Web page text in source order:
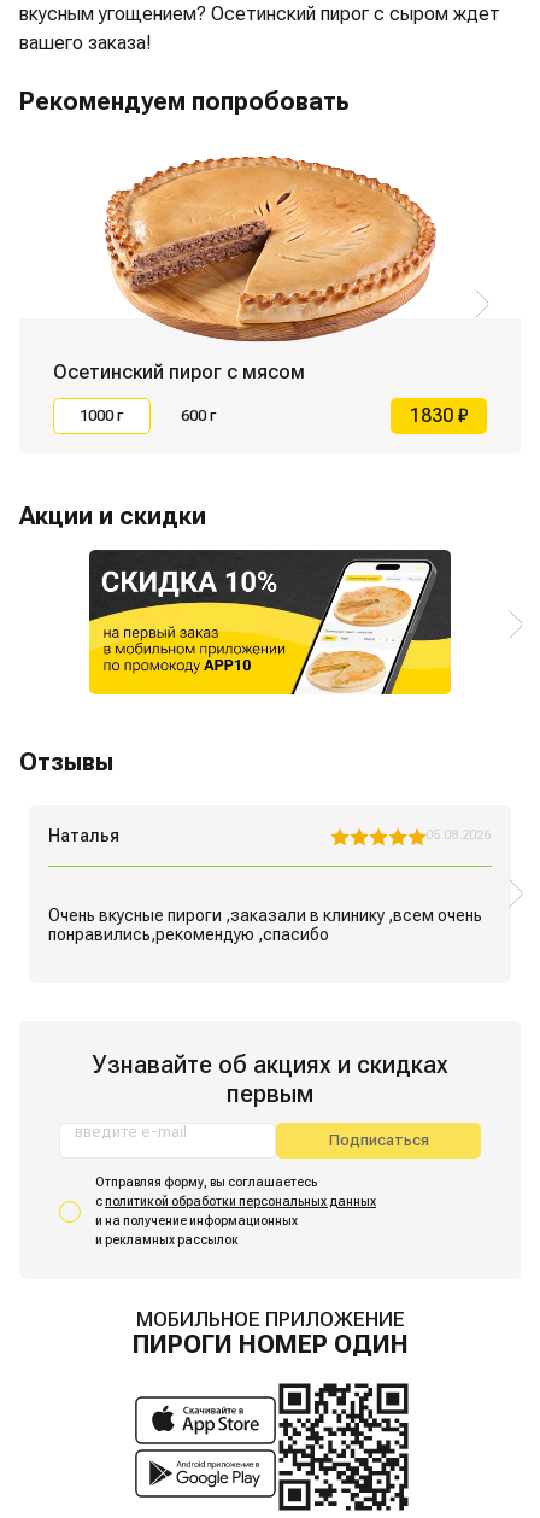
вкусным угощением? Осетинский пирог с сыром ждет
вашего заказа!
Рекомендуем попробовать
Осетинский пирог с мясом
1000 г 600 г 1830 ₽
Акции и скидки
Отзывы
Наталья 05.08.2026
Очень вкусные пироги ,заказали в клинику ,всем очень
Узнавайте об акциях и скидках
первым
введите e-mail Подписаться
Отправляя форму, вы соглашаетесь
сполитикой обработки персональных данных
и на получение информационных
и рекламных рассылок
МОБИЛЬНОЕ ПРИЛОЖЕНИЕ
ПИРОГИ НОМЕР ОДИН